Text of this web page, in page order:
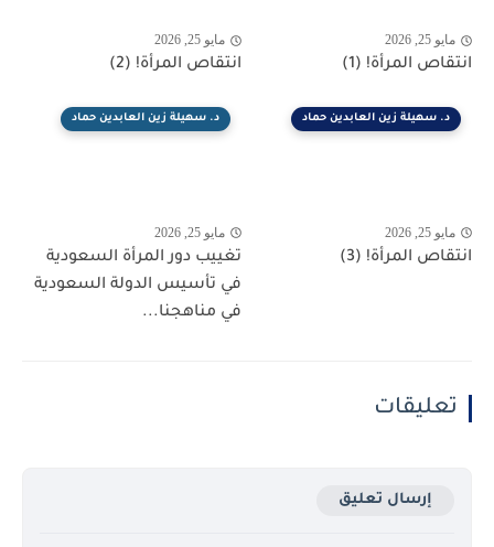
مايو 25, 2026
انتقاص المرأة! (1)
مايو 25, 2026
انتقاص المرأة! (2)
د. سهيلة زين العابدين حماد
مايو 25, 2026
انتقاص المرأة! (3)
د. سهيلة زين العابدين حماد
مايو 25, 2026
تغييب دور المرأة السعودية
في تأسيس الدولة السعودية
في مناهجنا...
تعليقات
إرسال تعليق